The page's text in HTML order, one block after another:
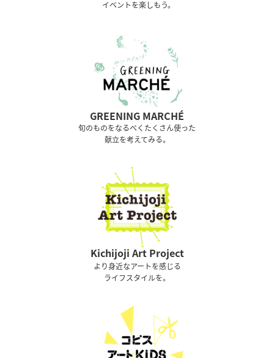
イベントを楽しもう。
GREENING MARCHÉ
旬のものをなるべくたくさん使った
献立を考えてみる。
Kichijoji Art Project
より身近なアートを感じる
ライフスタイルを。